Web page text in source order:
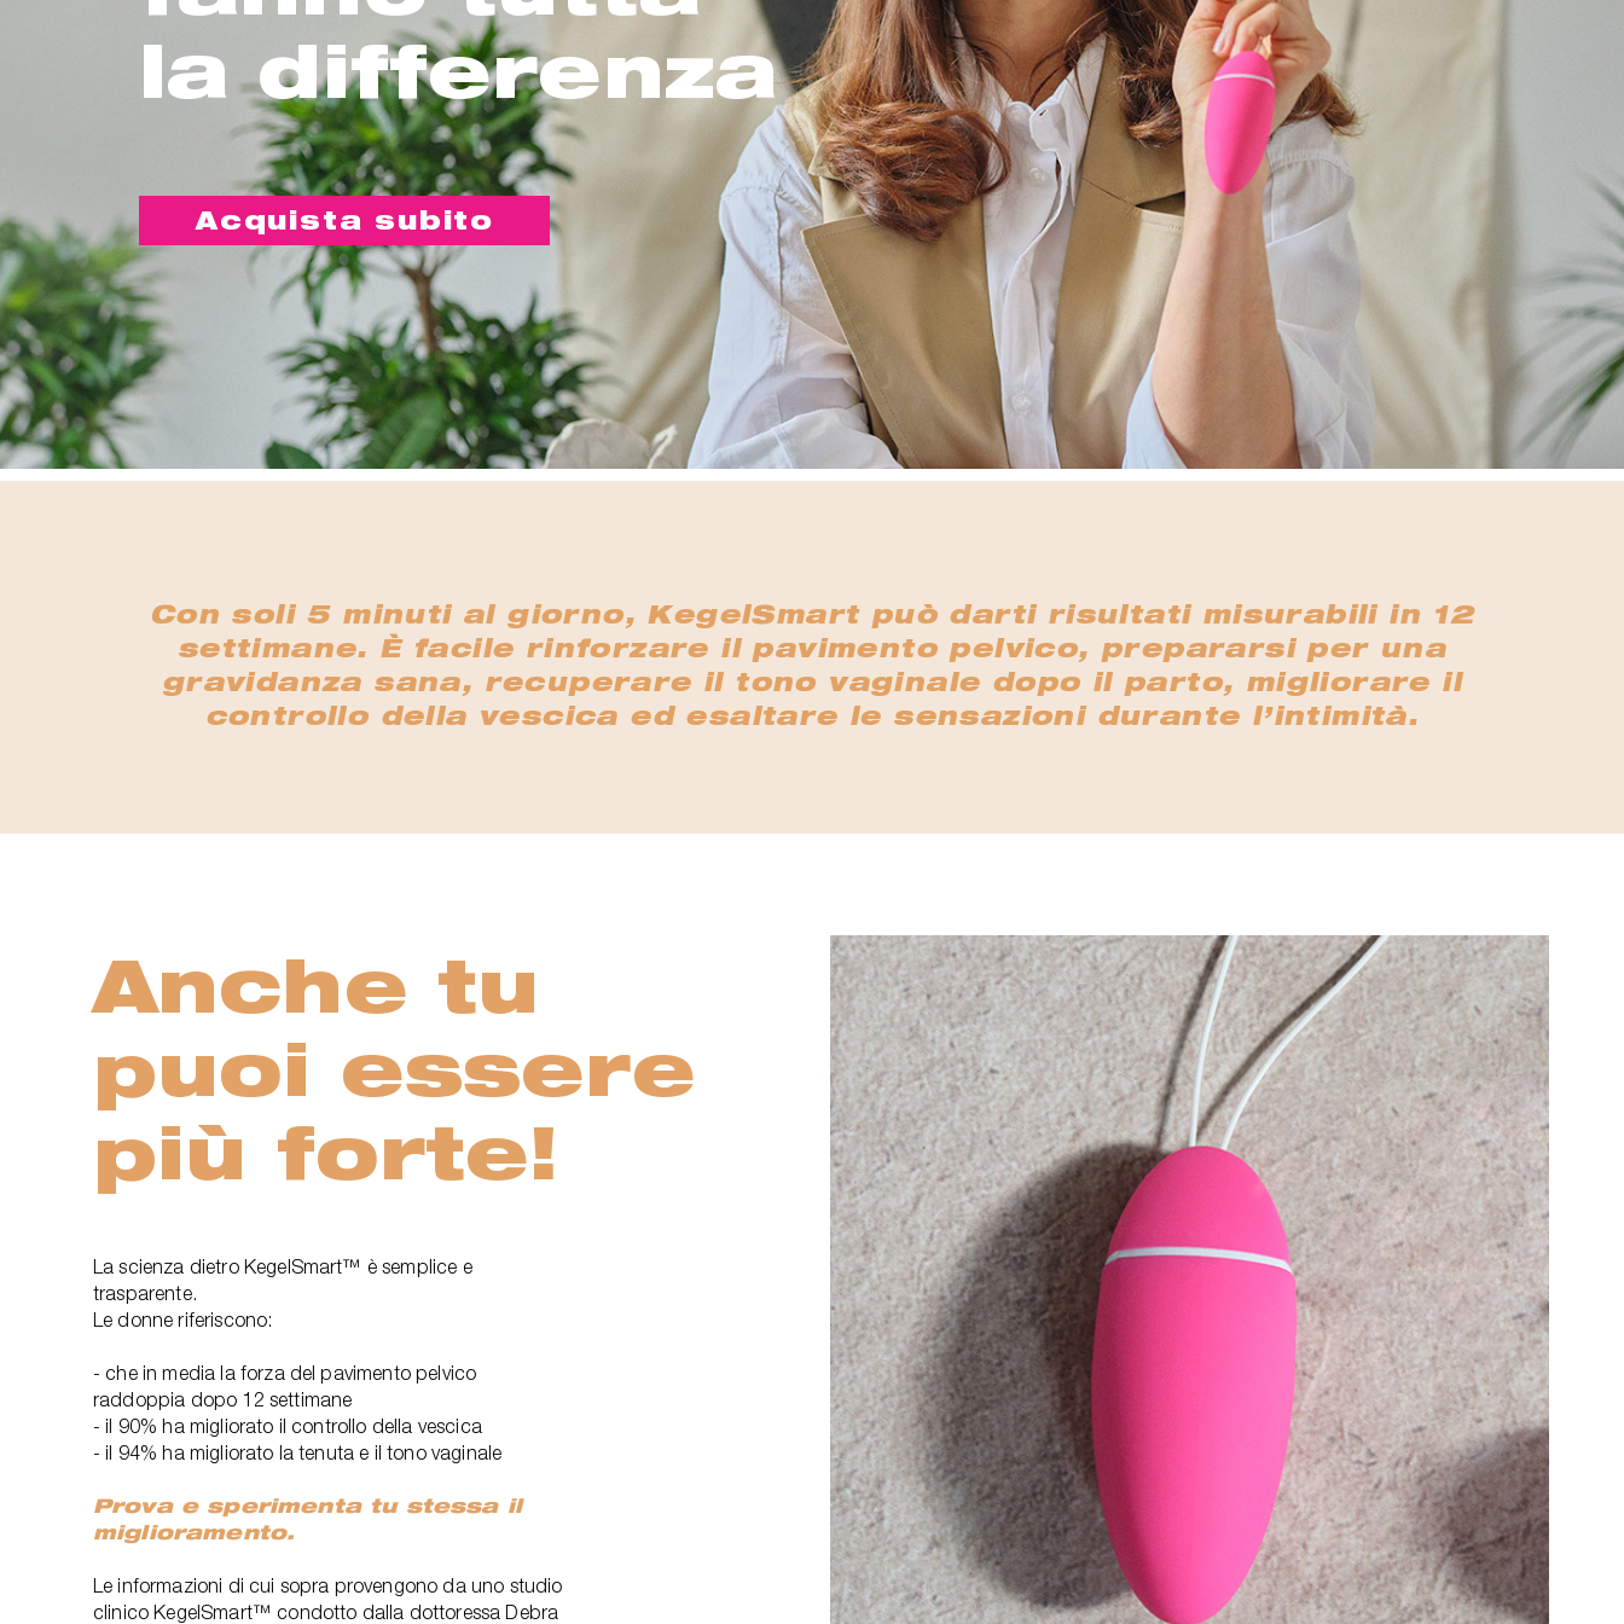
la differenza
Acquista subito
Con soli 5 minuti al giorno, KegelSmart può darti risultati misurabili in 12
settimane. È facile rinforzare il pavimento pelvico, prepararsi per una
gravidanza sana, recuperare il tono vaginale dopo il parto, migliorare il
controllo della vescica ed esaltare le sensazioni durante l’intimità.
Anche tu
puoi essere
più forte!
La scienza dietro KegelSmart™ è semplice e
trasparente.
Le donne riferiscono:
- che in media la forza del pavimento pelvico
raddoppia dopo 12 settimane
- il 90% ha migliorato il controllo della vescica
- il 94% ha migliorato la tenuta e il tono vaginale
Prova e sperimenta tu stessa il
miglioramento.
Le informazioni di cui sopra provengono da uno studio
clinico KegelSmart™ condotto dalla dottoressa Debra